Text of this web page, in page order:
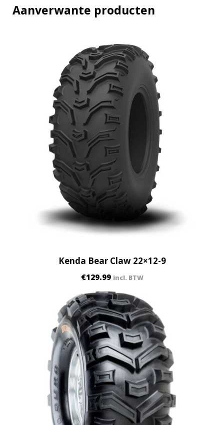
y
Aanverwante producten
Kenda Bear Claw 22×12-9
€129.99 incl. BTW